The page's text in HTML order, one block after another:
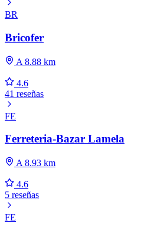
BR
Bricofer
A 8.88 km
4.6
41 reseñas
FE
Ferreteria-Bazar Lamela
A 8.93 km
4.6
5 reseñas
FE